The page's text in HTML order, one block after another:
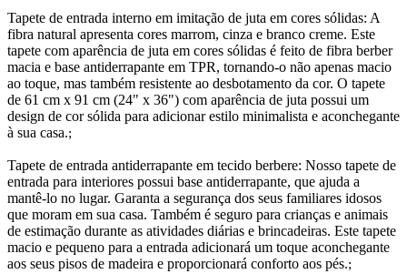
Tapete de entrada interno em imitação de juta em cores sólidas: A
fibra natural apresenta cores marrom, cinza e branco creme. Este
tapete com aparência de juta em cores sólidas é feito de fibra berber
macia e base antiderrapante em TPR, tornando-o não apenas macio
ao toque, mas também resistente ao desbotamento da cor. O tapete
de 61 cm x 91 cm (24" x 36") com aparência de juta possui um
design de cor sólida para adicionar estilo minimalista e aconchegante
à sua casa.;
Tapete de entrada antiderrapante em tecido berbere: Nosso tapete de
entrada para interiores possui base antiderrapante, que ajuda a
mantê-lo no lugar. Garanta a segurança dos seus familiares idosos
que moram em sua casa. Também é seguro para crianças e animais
de estimação durante as atividades diárias e brincadeiras. Este tapete
macio e pequeno para a entrada adicionará um toque aconchegante
aos seus pisos de madeira e proporcionará conforto aos pés.;